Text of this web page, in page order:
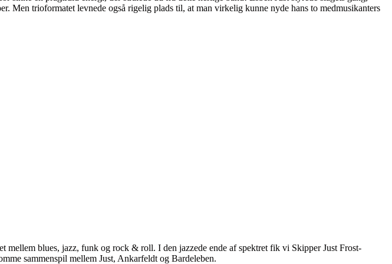
Men trioformatet levnede også rigelig plads til, at man virkelig kunne nyde hans to medmusikanters
blues, jazz, funk og rock & roll. I den jazzede ende af spektret fik vi Skipper Just Frost-
sammenspil mellem Just, Ankarfeldt og Bardeleben.